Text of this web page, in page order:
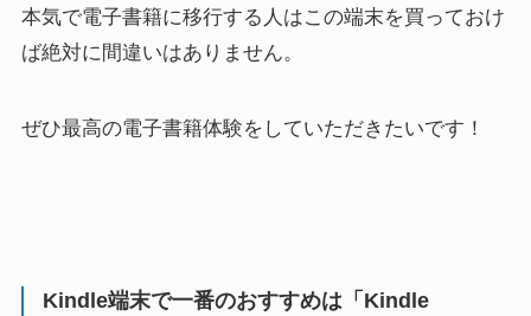
本気で電子書籍に移行する人はこの端末を買っておけ
ば絶対に間違いはありません。
ぜひ最高の電子書籍体験をしていただきたいです！
Kindle端末で一番のおすすめは「Kindle